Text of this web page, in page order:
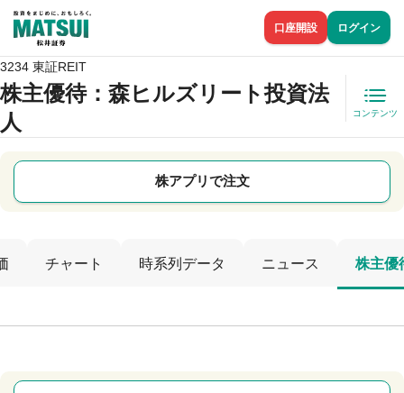
口座開設 ログイン
3234 東証REIT
株主優待：森ヒルズリート投資法
人
コンテンツ
株アプリで注文
チャート 時系列データ ニュース 株主優